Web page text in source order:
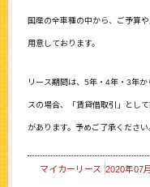
国産の全車種の中から、ご予算
用意しております。
リース期間は、5年・4年・3年
スの場合、「賃貸借取引」とし
があります。予めご了承ください
マイカーリース 2020年07